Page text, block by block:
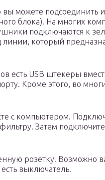
можете подсоединить
блока). На многих
подключаются к
который
есть USB штекеры
Кроме этого, во
с компьютером.
Затем
розетку. Возможно
выключатель.